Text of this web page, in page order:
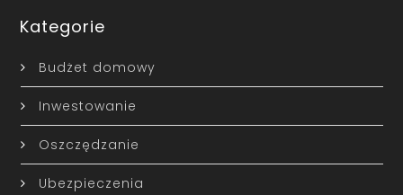
Kategorie
Budżet domowy
Inwestowanie
Oszczędzanie
Ubezpieczenia